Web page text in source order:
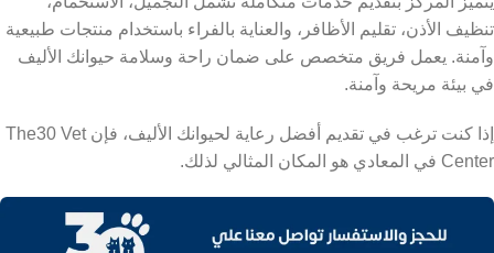
تنظيف الأذن، تقليم الأظافر، والعناية بالفراء باستخدام منتجات طبيعية
وآمنة. يعمل فريق متخصص على ضمان راحة وسلامة حيوانك الأليف
في بيئة مريحة وآمنة.
إذا كنت ترغب في تقديم أفضل رعاية لحيوانك الأليف، فإن The30 Vet
Center في المعادي هو المكان المثالي لذلك.